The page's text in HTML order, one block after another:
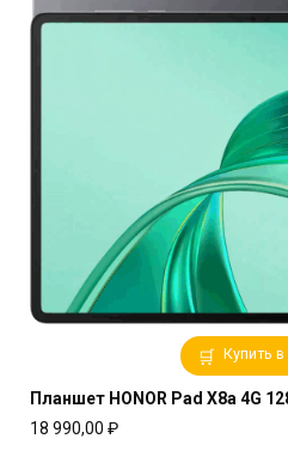
Купить
Планшет HONOR Pad X8a 4G
18 990,00 ₽